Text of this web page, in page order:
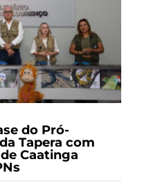
do Pró-
Tapera com
Caatinga